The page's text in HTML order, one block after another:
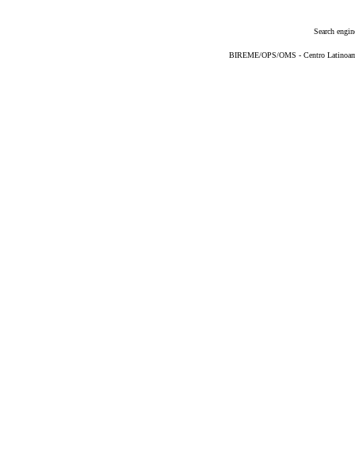
Search
BIREME/OPS/OMS - Centro